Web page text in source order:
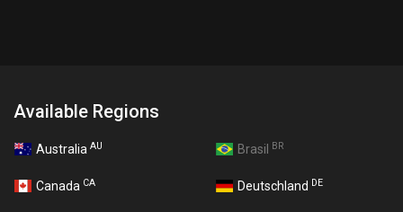
Available Regions
Australia AU Brasil BR
Canada CA Deutschland DE